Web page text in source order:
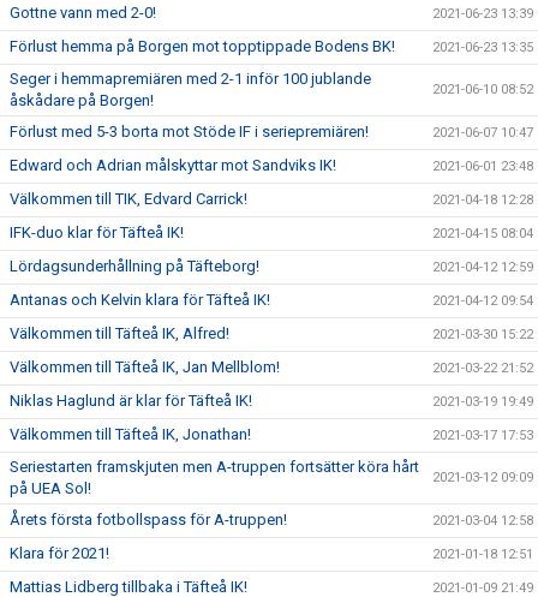
Gottne vann med 2-0! 2021-06-23 13:39
Förlust hemma på Borgen mot topptippade Bodens BK! 2021-06-23 13:35
Seger i hemmapremiären med 2-1 inför 100 jublande
åskådare på Borgen!
2021-06-10 08:52
Förlust med 5-3 borta mot Stöde IF i seriepremiären! 2021-06-07 10:47
Edward och Adrian målskyttar mot Sandviks IK! 2021-06-01 23:48
Välkommen till TIK, Edvard Carrick! 2021-04-18 12:28
IFK-duo klar för Täfteå IK! 2021-04-15 08:04
Lördagsunderhållning på Täfteborg! 2021-04-12 12:59
Antanas och Kelvin klara för Täfteå IK! 2021-04-12 09:54
Välkommen till Täfteå IK, Alfred! 2021-03-30 15:22
Välkommen till Täfteå IK, Jan Mellblom! 2021-03-22 21:52
Niklas Haglund är klar för Täfteå IK! 2021-03-19 19:49
Välkommen till Täfteå IK, Jonathan! 2021-03-17 17:53
Seriestarten framskjuten men A-truppen fortsätter köra hårt
på UEA Sol!
2021-03-12 09:09
Årets första fotbollspass för A-truppen! 2021-03-04 12:58
Klara för 2021! 2021-01-18 12:51
Mattias Lidberg tillbaka i Täfteå IK! 2021-01-09 21:49